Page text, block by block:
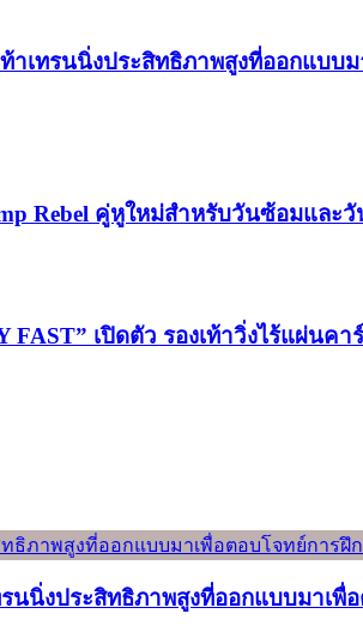
าเทรนนิ่งประสิทธิภาพสูงที่ออกแบ
Rebel คู่หูใหม่สำหรับวันซ้อมและ
FAST” เปิดตัว รองเท้าวิ่งไร้แผ่น
รนนิ่งประสิทธิภาพสูงที่ออกแบบมา